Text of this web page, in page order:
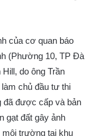
của cơ quan báo
(Phường 10, TP Đà
do ông Trần
chủ đầu tư thi
đã được cấp và bản
gạt đất gây ảnh
môi trường tại khu